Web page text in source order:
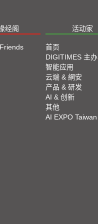
经阁 活动家
首页
DIGITIMES 主办
智能应用
云端 & 網安
产品 & 研发
AI & 创新
其他
AI EXPO Taiwan